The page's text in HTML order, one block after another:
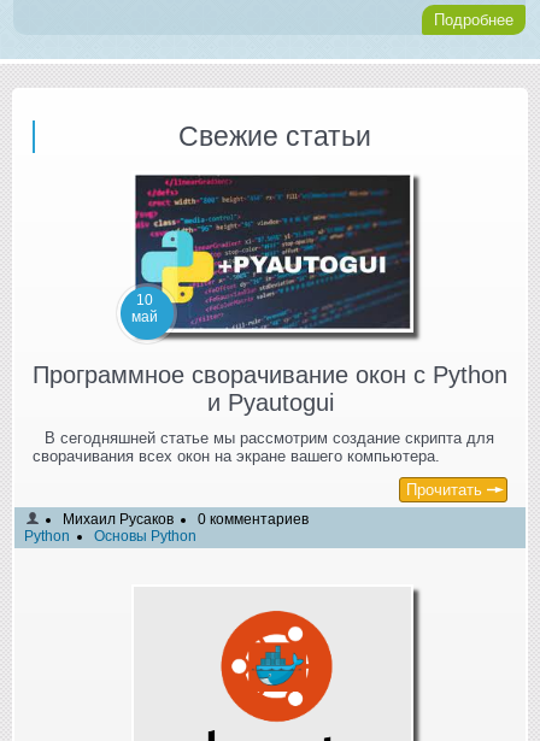
Подробнее
Свежие статьи
10
май
Программное сворачивание окон с Python
и Pyautogui
В сегодняшней статье мы рассмотрим создание скрипта для
сворачивания всех окон на экране вашего компьютера.
Прочитать
Михаил Русаков
0 комментариев
Python
Основы Python